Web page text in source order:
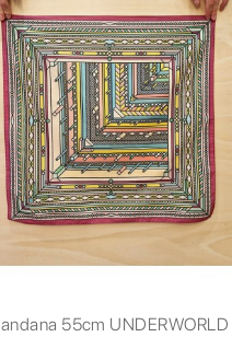
55cm UNDERWORLD